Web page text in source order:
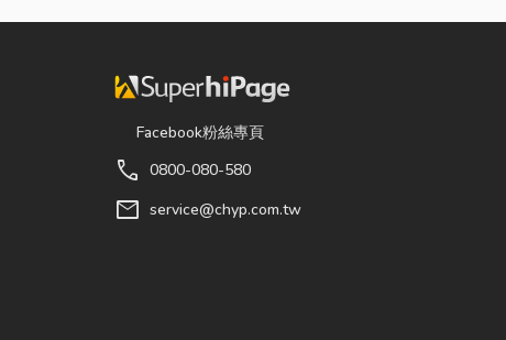
款，以...
Facebook粉絲專頁
call 0800-080-580
mail service@chyp.com.tw